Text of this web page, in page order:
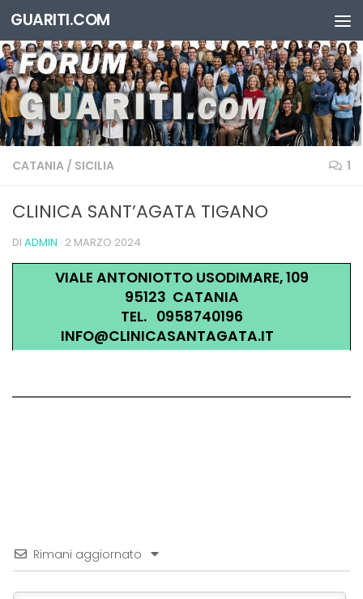
Salta al contenuto
GUARITI.COM
CATANIA / SICILIA 1
CLINICA SANT’AGATA TIGANO
DI ADMIN · 2 MARZO 2024
VIALE ANTONIOTTO USODIMARE, 109
95123 CATANIA
TEL. 0958740196
INFO@CLINICASANTAGATA.IT
Rimani aggiornato